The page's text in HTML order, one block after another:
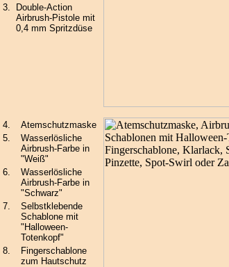
3.
Double-Action
Airbrush-Pistole mit
0,4 mm Spritzdüse
4.
Atemschutzmaske
5.
Wasserlösliche
Airbrush-Farbe in
"Weiß"
6.
Wasserlösliche
Airbrush-Farbe in
"Schwarz"
7.
Selbstklebende
Schablone mit
"Halloween-
Totenkopf"
8.
Fingerschablone
zum Hautschutz